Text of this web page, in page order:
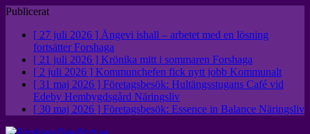
Publicerat
[ 27 juli 2026 ] Ängevi ishall – arbetet med en lösning
fortsätter Forshaga
[ 21 juli 2026 ] Krönika mitt i sommaren Forshaga
[ 2 juli 2026 ] Kommunchefen fick nytt jobb Kommunalt
[ 31 maj 2026 ] Företagsbesök: Hultängsstugans Café vid
Edeby Hembygdsgård Näringsliv
[ 30 maj 2026 ] Företagsbesök: Essence in Balance Näringsliv